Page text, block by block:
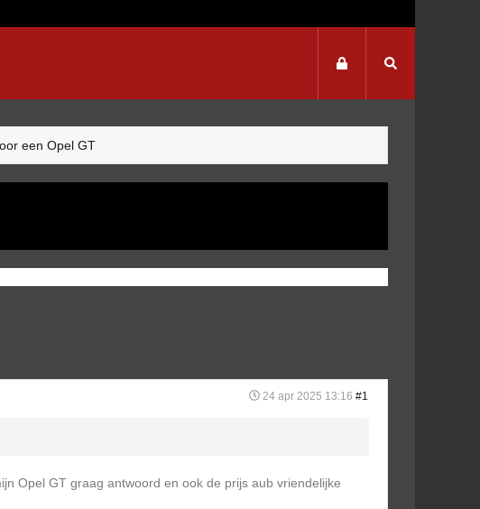
een Opel GT
24 apr 2025 13:16 #1
Opel GT graag antwoord en ook de prijs aub vriendelijke